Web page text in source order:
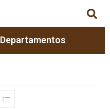
Departamentos